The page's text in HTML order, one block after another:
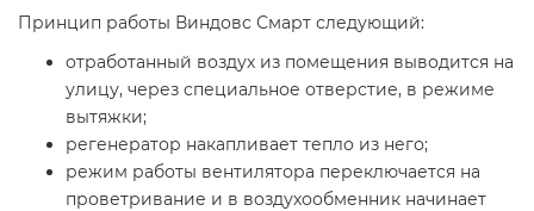
Принцип работы Виндовс Смарт следующий:
отработанный воздух из помещения выводится на
улицу, через специальное отверстие, в режиме
вытяжки;
регенератор накапливает тепло из него;
режим работы вентилятора переключается на
проветривание и в воздухообменник начинает